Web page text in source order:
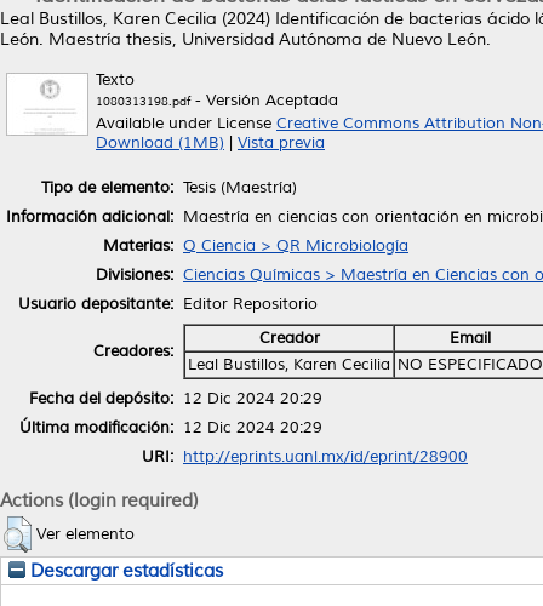
Leal Bustillos, Karen Cecilia (2024) Identificación de bacterias ácido
León. Maestría thesis, Universidad Autónoma de Nuevo León.
Texto
1080313198.pdf- Versión Aceptada
Available under License Creative Commons Attribution
Download (1MB)
Vista previa
Tipo de elemento: Tesis (Maestría)
Información adicional: Maestría en ciencias con orientación en
Materias: Q Ciencia > QR Microbiología
Divisiones: Ciencias Químicas > Maestría en Ciencias
Usuario depositante: Editor Repositorio
Creadores:
Creador
Email
Leal Bustillos, Karen Cecilia NO ESPECIFICADO
Fecha del depósito: 12 Dic 2024 20:29
Última modificación: 12 Dic 2024 20:29
URI: http://eprints.uanl.mx/id/eprint/28900
Actions (login required)
Ver elemento
Descargar estadísticas